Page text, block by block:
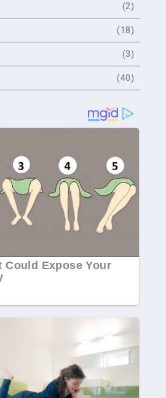
(2)
(18)
(3)
(40)